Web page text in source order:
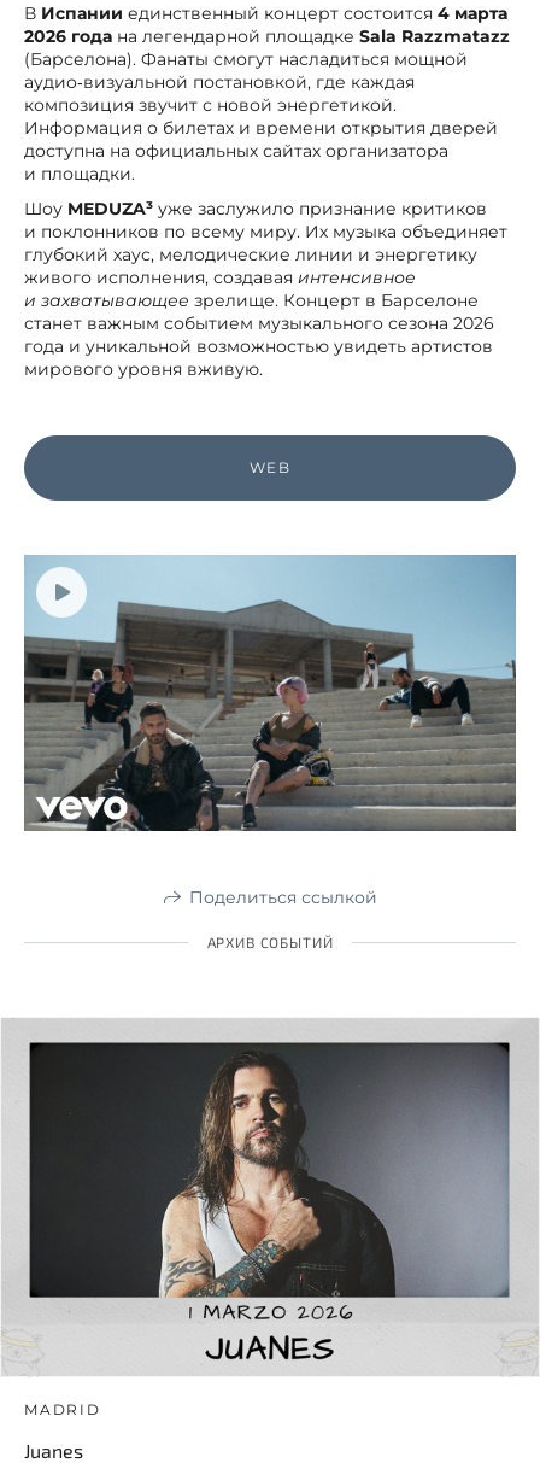
В Испании единственный концерт состоится 4 марта
2026 года на легендарной площадке Sala Razzmatazz
(Барселона). Фанаты смогут насладиться мощной
аудио‑визуальной постановкой, где каждая
композиция звучит с новой энергетикой.
Информация о билетах и времени открытия дверей
доступна на официальных сайтах организатора
и площадки.
Шоу MEDUZA³ уже заслужило признание критиков
и поклонников по всему миру. Их музыка объединяет
глубокий хаус, мелодические линии и энергетику
живого исполнения, создавая интенсивное
и захватывающее зрелище. Концерт в Барселоне
станет важным событием музыкального сезона 2026
года и уникальной возможностью увидеть артистов
мирового уровня вживую.
WEB
Поделиться ссылкой
АРХИВ СОБЫТИЙ
MADRID
Juanes